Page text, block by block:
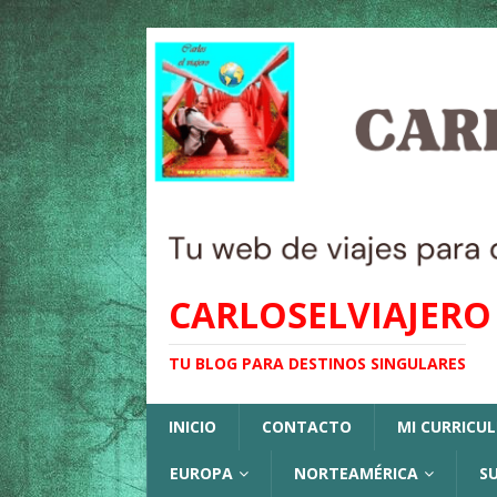
CARLOSELVIAJERO
TU BLOG PARA DESTINOS SINGULARES
INICIO CONTACTO MI
EUROPA NORTEAMÉRICA